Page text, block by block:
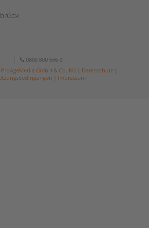
0800 800 666 0
ProAgeMedia GmbH & Co. KG Datenschutz|
Impressum